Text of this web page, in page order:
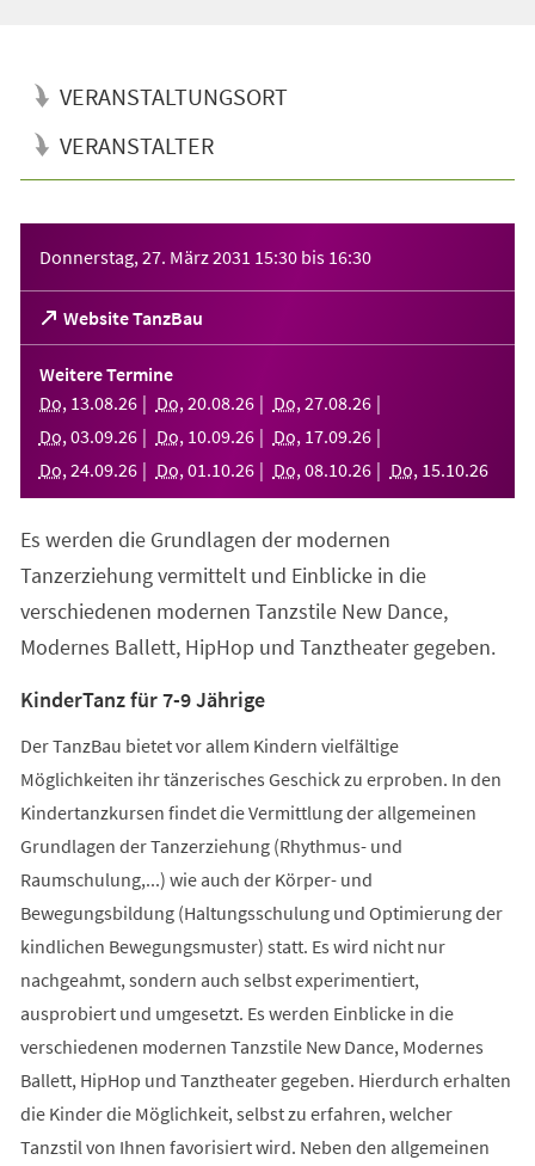
VERANSTALTUNGSORT
VERANSTALTER
Donnerstag, 27. März 2031 15:30 bis 16:30
Website TanzBau
(Öffnet
in
einem
neuen
Tab)
Weitere Termine
Do, 13.08.26 Do, 20.08.26 Do, 27.08.26
Do, 03.09.26 Do, 10.09.26 Do, 17.09.26
Do, 24.09.26 Do, 01 .10.26 Do, 08.10.26 Do, 15.10.26
Es werden die Grundlagen der modernen
Tanzerziehung vermittelt und Einblicke in die
verschiedenen modernen Tanzstile New Dance,
Modernes Ballett, HipHop und Tanztheater gegeben.
KinderTanz für 7-9 Jährige
Der TanzBau bietet vor allem Kindern vielfältige
Möglichkeiten ihr tänzerisches Geschick zu erproben. In den
Kindertanzkursen findet die Vermittlung der allgemeinen
Grundlagen der Tanzerziehung (Rhythmus- und
Raumschulung,...) wie auch der Körper- und
Bewegungsbildung (Haltungsschulung und Optimierung der
kindlichen Bewegungsmuster) statt. Es wird nicht nur
nachgeahmt, sondern auch selbst experimentiert,
ausprobiert und umgesetzt. Es werden Einblicke in die
verschiedenen modernen Tanzstile New Dance, Modernes
Ballett, HipHop und Tanztheater gegeben. Hierdurch erhalten
die Kinder die Möglichkeit, selbst zu erfahren, welcher
Tanzstil von Ihnen favorisiert wird. Neben den allgemeinen